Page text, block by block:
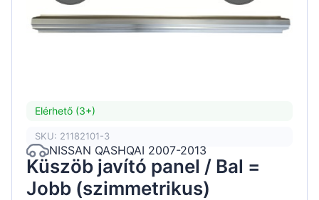
Elérhető (3+)
SKU: 21182101-3
NISSAN QASHQAI 2007-2013
Küszöb javító panel / Bal =
Jobb (szimmetrikus)